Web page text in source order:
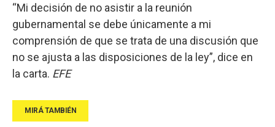
“Mi decisión de no asistir a la reunión
gubernamental se debe únicamente a mi
comprensión de que se trata de una discusión que
no se ajusta a las disposiciones de la ley”, dice en
la carta. EFE